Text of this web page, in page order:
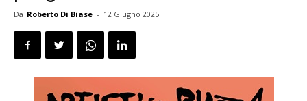
Da Roberto Di Biase - 12 Giugno 2025